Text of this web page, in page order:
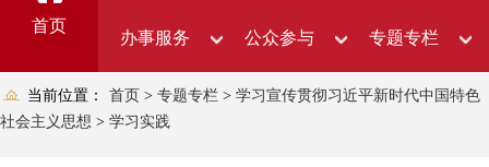
首页
办事服务 公众参与 专题专栏
当前位置： 首页 > 专题专栏 > 学习宣传贯彻习近平新时代中国特色
社会主义思想 > 学习实践